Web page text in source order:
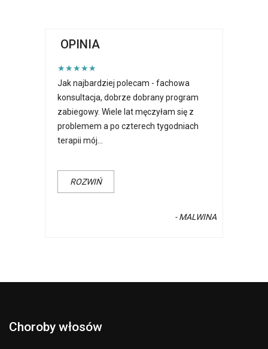
OPINIA
★★★★★
Jak najbardziej polecam - fachowa
konsultacja, dobrze dobrany program
zabiegowy. Wiele lat męczyłam się z
problemem a po czterech tygodniach
terapii mój
ROZWIŃ
- MALWINA
Choroby włosów